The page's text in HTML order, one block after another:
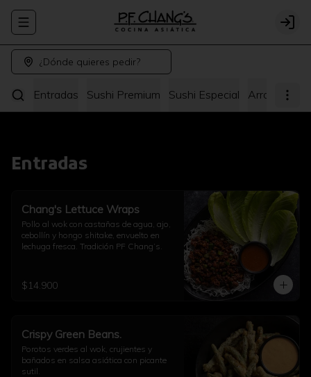
Abrir menu de navegación Login
¿Dónde quieres pedir?
Entradas Sushi Premium Sushi Especial Arroz y
Entradas
Chang's Lettuce Wraps
Pollo al wok con castañas de agua, ajo,
cebollín y hongo shitake, envuelto en
lechuga fresca. Tradición PF Chang’s.
$14.900
Crispy Green Beans.
Porotos verdes al wok, crujientes y
bañados en salsa asiática con picante
sutil.